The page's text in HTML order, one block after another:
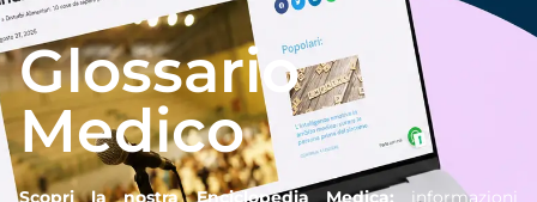
Glossario
Medico
Scopri la nostra Enciclopedia Medica: informazioni